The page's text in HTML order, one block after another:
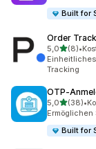
Built for
Order
5,0von 5
(8)
8 •
Tracking
5,0von 5
(38)
38 •
Built for